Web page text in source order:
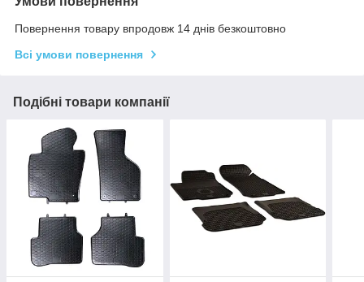
Повернення товару впродовж 14 днів безкоштовно
Всі умови повернення
Подібні товари компанії